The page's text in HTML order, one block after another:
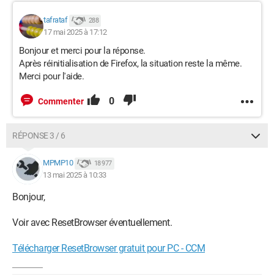
tafrataf 288
17 mai 2025 à 17:12
Bonjour et merci pour la réponse.
Après réinitialisation de Firefox, la situation reste la même.
Merci pour l'aide.
Commenter 0
RÉPONSE 3 / 6
MPMP10 18 977
13 mai 2025 à 10:33
Bonjour,
Voir avec ResetBrowser éventuellement.
Télécharger ResetBrowser gratuit pour PC - CCM